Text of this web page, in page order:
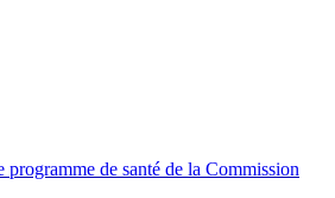
programme de santé de la Commission